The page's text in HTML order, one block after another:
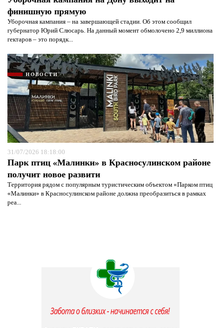
финишную прямую
Уборочная кампания – на завершающей стадии. Об этом сообщил
губернатор Юрий Слюсарь. На данный момент обмолочено 2,9 миллиона
гектаров – это порядк...
НОВОСТИ
31/07/2026 18:18:00
Парк птиц «Малинки» в Красносулинском районе
получит новое развити
Территория рядом с популярным туристическим объектом «Парком птиц
«Малинки» в Красносулинском районе должна преобразиться в рамках
реа...